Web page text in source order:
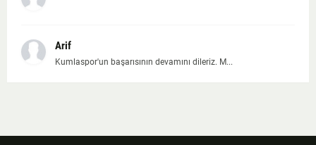
Arif
Kumlaspor'un başarısının devamını dileriz. M...